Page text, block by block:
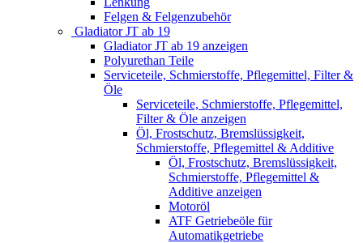
Felgen & Felgenzubehör
Gladiator JT ab 19
Gladiator JT ab 19 anzeigen
Polyurethan Teile
Serviceteile, Schmierstoffe, Pflegemittel, Filter &
Öle
Serviceteile, Schmierstoffe, Pflegemittel,
Filter & Öle anzeigen
Öl, Frostschutz, Bremslüssigkeit,
Schmierstoffe, Pflegemittel & Additive
Öl, Frostschutz, Bremslüssigkeit,
Schmierstoffe, Pflegemittel &
Additive anzeigen
Motoröl
ATF Getriebeöle für
Automatikgetriebe